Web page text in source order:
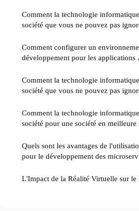
Comment la technologie
société que vous ne pouvez pas
Comment configurer un
développement pour les applications
Comment la technologie
société que vous ne pouvez pas
Comment la technologie
société pour une société en meilleure
Quels sont les avantages de
pour le développement des
L'Impact de la Réalité Virtuelle sur le